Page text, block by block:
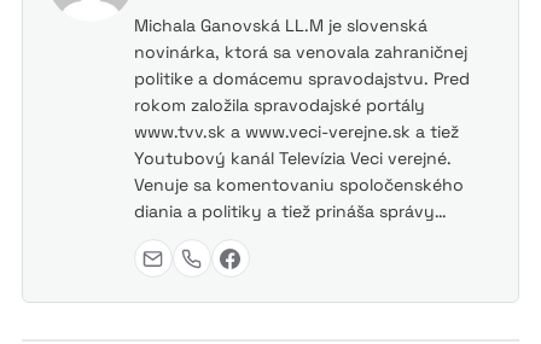
Michala Ganovská LL.M je slovenská
novinárka, ktorá sa venovala zahraničnej
politike a domácemu spravodajstvu. Pred
rokom založila spravodajské portály
www.tvv.sk a www.veci-verejne.sk a tiež
Youtubový kanál Televízia Veci verejné.
Venuje sa komentovaniu spoločenského
diania a politiky a tiež prináša správy…